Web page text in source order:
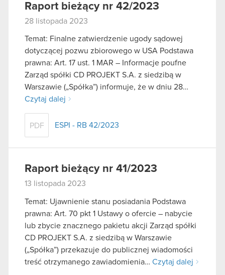
Raport bieżący nr 42/2023
28 listopada 2023
Temat: Finalne zatwierdzenie ugody sądowej
dotyczącej pozwu zbiorowego w USA Podstawa
prawna: Art. 17 ust. 1 MAR – Informacje poufne
Zarząd spółki CD PROJEKT S.A. z siedzibą w
Warszawie („Spółka”) informuje, że w dniu 28…
Czytaj dalej
PDF ESPI - RB 42/2023
Raport bieżący nr 41/2023
13 listopada 2023
Temat: Ujawnienie stanu posiadania Podstawa
prawna: Art. 70 pkt 1 Ustawy o ofercie – nabycie
lub zbycie znacznego pakietu akcji Zarząd spółki
CD PROJEKT S.A. z siedzibą w Warszawie
(„Spółka”) przekazuje do publicznej wiadomości
treść otrzymanego zawiadomienia… Czytaj dalej